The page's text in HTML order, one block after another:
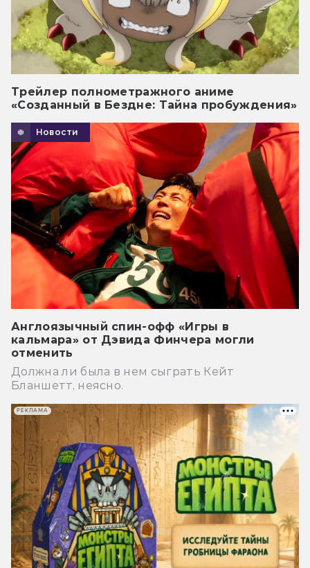
Трейлер полнометражного аниме
«Созданный в Бездне: Тайна пробуждения»
Новости
Англоязычный спин-офф «Игры в
кальмара» от Дэвида Финчера могли
отменить
Должна ли была в нем сыграть Кейт
Бланшетт, неясно.
РЕКЛАМА